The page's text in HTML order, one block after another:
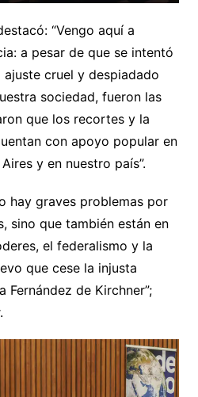
“Vengo aquí a
a pesar de que se intentó
cruel y despiadado
sociedad, fueron las
que los recortes y la
con apoyo popular en
y en nuestro país”.
hay graves problemas por
sino que también están en
el federalismo y la
que cese la injusta
Fernández de Kirchner”;